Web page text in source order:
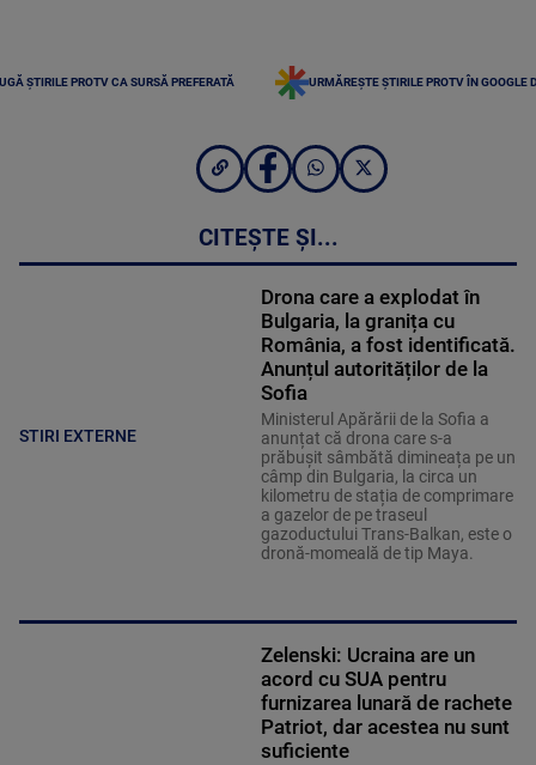
ȘTIRILE PROTV CA SURSĂ PREFERATĂ URMĂREȘTE ȘTIRILE PROTV ÎN GOOGLE
CITEȘTE ȘI...
STIRI EXTERNE
Drona care a explodat în
Bulgaria, la granița cu
România, a fost identificată.
Anunțul autorităților de la
Sofia
Ministerul Apărării de la Sofia a
anunțat că drona care s-a
prăbușit sâmbătă dimineața pe un
câmp din Bulgaria, la circa un
kilometru de stația de comprimare
a gazelor de pe traseul
gazoductului Trans-Balkan, este o
dronă-momeală de tip Maya.
Zelenski: Ucraina are un
acord cu SUA pentru
furnizarea lunară de rachete
Patriot, dar acestea nu sunt
suficiente